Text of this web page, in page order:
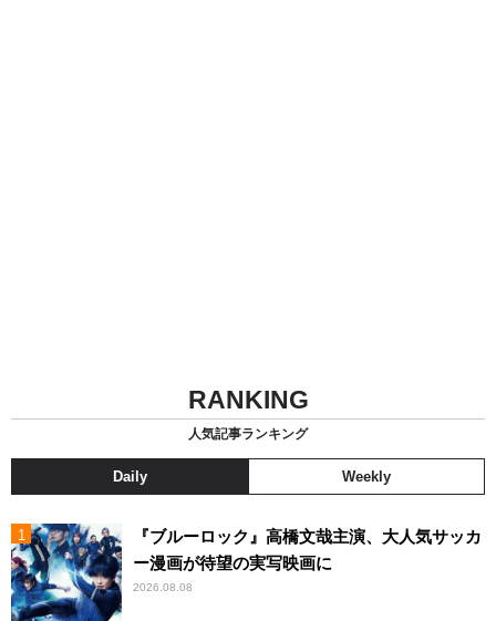
RANKING
人気記事ランキング
Daily Weekly
『ブルーロック』高橋文哉主演、大人気サッカ
ー漫画が待望の実写映画に
2026.08.08